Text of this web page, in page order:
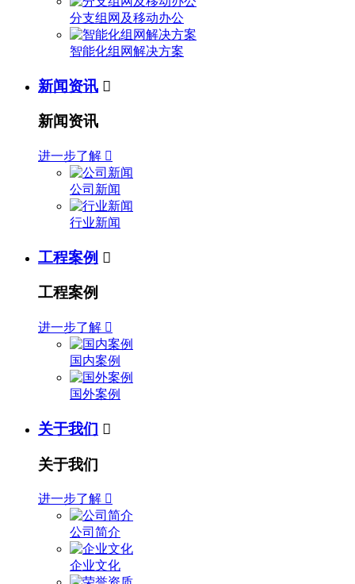
分支组网及移动办公
智能化组网解决方案
新闻资讯 
新闻资讯
进一步了解 
公司新闻
行业新闻
工程案例 
工程案例
进一步了解 
国内案例
国外案例
关于我们 
关于我们
进一步了解 
公司简介
企业文化